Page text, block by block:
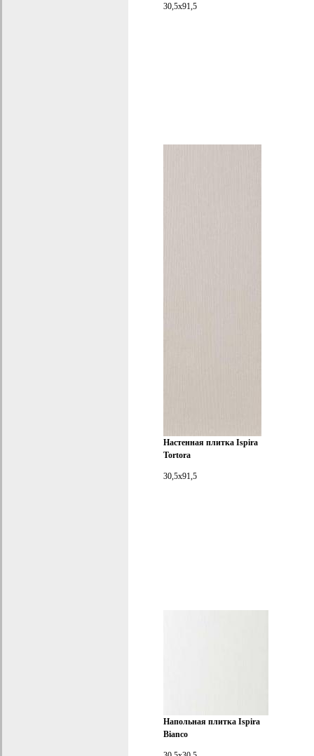
30,5x91,5
Настенная плитка Ispira
Tortora
30,5x91,5
Напольная плитка Ispira
Bianco